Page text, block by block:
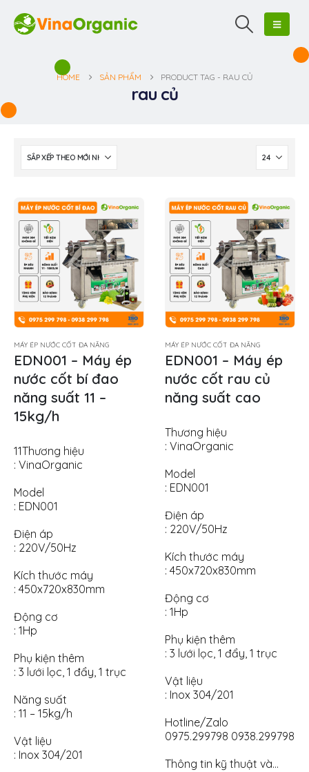
HOME SẢN PHẨM PRODUCT TAG - RAU CỦ
rau củ
MÁY ÉP NƯỚC CỐT ĐA NĂNG
EDN001 – Máy ép
nước cốt bí đao
năng suất 11 –
15kg/h
11Thương hiệu
: VinaOrganic
Model
: EDN001
Điện áp
: 220V/50Hz
Kích thước máy
: 450x720x830mm
Động cơ
: 1Hp
Phụ kiện thêm
: 3 lưới lọc, 1 đẩy, 1 trục
Năng suất
: 11 – 15kg/h
Vật liệu
: Inox 304/201
MÁY ÉP NƯỚC CỐT ĐA NĂNG
EDN001 – Máy ép
nước cốt rau củ
năng suất cao
Thương hiệu
: VinaOrganic
Model
: EDN001
Điện áp
: 220V/50Hz
Kích thước máy
: 450x720x830mm
Động cơ
: 1Hp
Phụ kiện thêm
: 3 lưới lọc, 1 đẩy, 1 trục
Vật liệu
: Inox 304/201
Hotline/Zalo
0975.299798 0938.299798
Thông tin kỹ thuật và…